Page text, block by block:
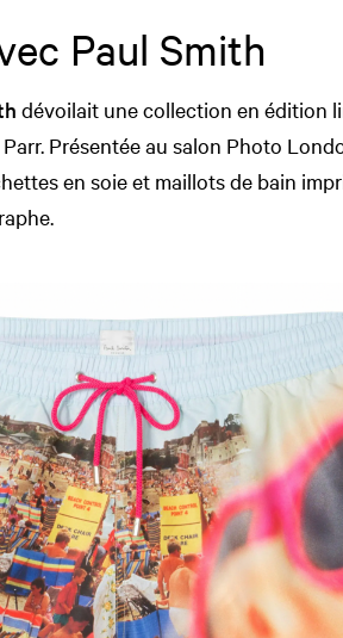
Paul Smith
dévoilait une collection en édition
Présentée au salon Photo
en soie et maillots de bain